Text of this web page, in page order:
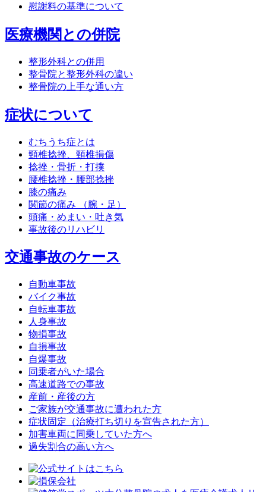
慰謝料の基準について
医療機関との併院
整形外科との併用
整骨院と整形外科の違い
整骨院の上手な通い方
症状について
むちうち症とは
頸椎捻挫、頸椎損傷
捻挫・骨折・打撲
腰椎捻挫・腰部捻挫
膝の痛み
関節の痛み （腕・足）
頭痛・めまい・吐き気
事故後のリハビリ
交通事故のケース
自動車事故
バイク事故
自転車事故
人身事故
物損事故
自損事故
自爆事故
同乗者がいた場合
高速道路での事故
産前・産後の方
ご家族が交通事故に遭われた方
症状固定（治療打ち切りを宣告された方）
加害車両に同乗していた方へ
過失割合の高い方へ